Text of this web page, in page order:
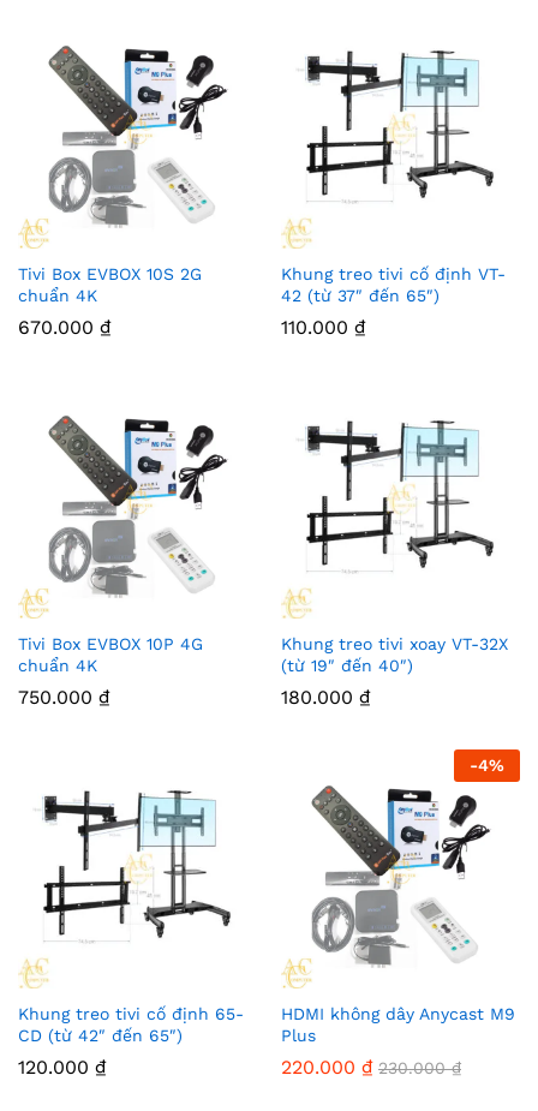
Tivi Box EVBOX 10S 2G
chuẩn 4K
670.000 ₫
Khung treo tivi cố định VT-
42 (từ 37″ đến 65″)
110.000 ₫
Tivi Box EVBOX 10P 4G
chuẩn 4K
750.000 ₫
Khung treo tivi xoay VT-32X
(từ 19″ đến 40″)
180.000 ₫
Khung treo tivi cố định 65-
CD (từ 42″ đến 65″)
120.000 ₫
-4%
HDMI không dây Anycast M9
Plus
220.000 ₫ 230.000₫